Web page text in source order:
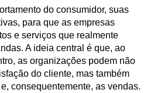
do consumidor, suas
para que as empresas
e serviços que realmente
A ideia central é que, ao
as organizações podem não
do cliente, mas também
consequentemente, as vendas.